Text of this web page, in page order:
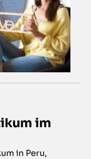
im
in Peru,